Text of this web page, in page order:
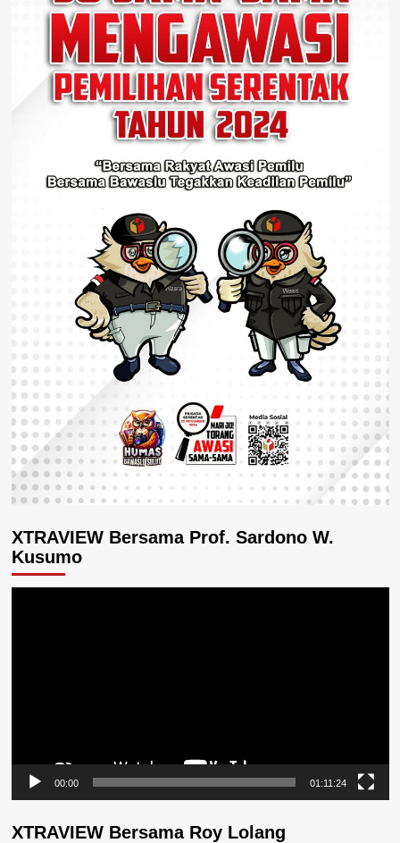
XTRAVIEW Bersama Prof. Sardono W.
Kusumo
00:00 01:11:24
XTRAVIEW Bersama Roy Lolang